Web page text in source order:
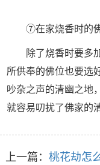
⑦在家烧香时的佛
除了烧香时要多加
所供奉的佛位也要选
吵杂之声的清幽之地
就容易叨扰了佛家的
上一篇： 桃花劫怎